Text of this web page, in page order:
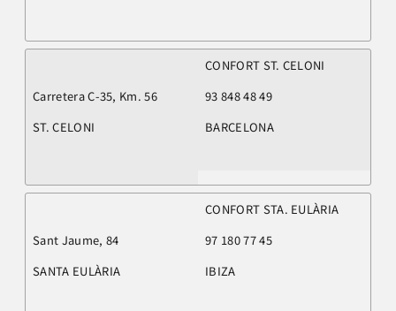
CONFORT ST. CELONI
Carretera C-35, Km. 56
93 848 48 49
ST. CELONI
BARCELONA
CONFORT STA. EULÀRIA
Sant Jaume, 84
97 180 77 45
SANTA EULÀRIA
IBIZA